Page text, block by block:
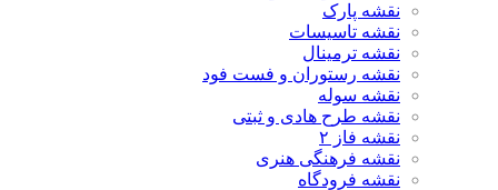
نقشه پارک
نقشه تاسیسات
نقشه ترمینال
نقشه رستوران و فست فود
نقشه سوله
نقشه طرح هادی و ثبتی
نقشه فاز ۲
نقشه فرهنگی هنری
نقشه فرودگاه